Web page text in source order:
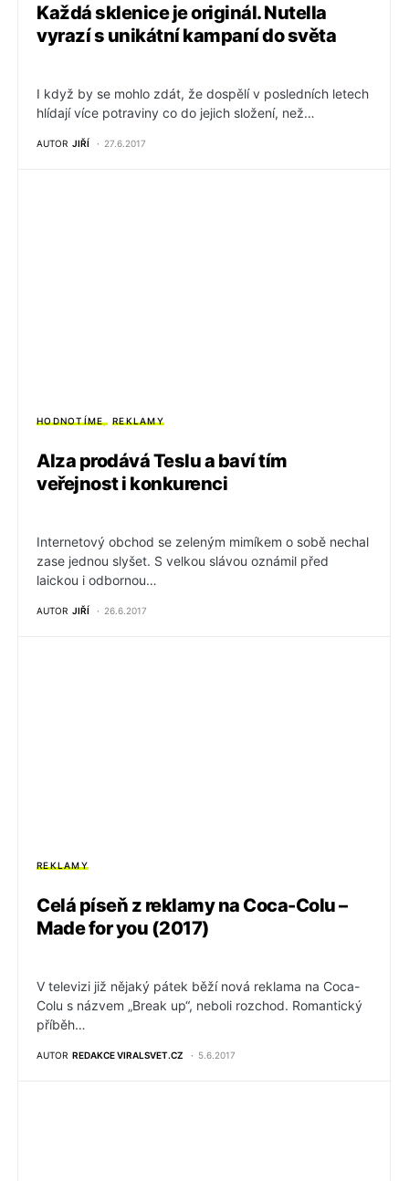
Každá sklenice je originál. Nutella
vyrazí s unikátní kampaní do světa
I když by se mohlo zdát, že dospělí v posledních letech
hlídají více potraviny co do jejich složení, než…
AUTOR JIŘÍ 27.6.2017
HODNOTÍME REKLAMY
Alza prodává Teslu a baví tím
veřejnost i konkurenci
Internetový obchod se zeleným mimíkem o sobě nechal
zase jednou slyšet. S velkou slávou oznámil před
laickou i odbornou…
AUTOR JIŘÍ 26.6.2017
REKLAMY
Celá píseň z reklamy na Coca-Colu –
Made for you (2017)
V televizi již nějaký pátek běží nová reklama na Coca-
Colu s názvem „Break up“, neboli rozchod. Romantický
příběh…
AUTOR REDAKCE VIRALSVET.CZ 5.6.2017